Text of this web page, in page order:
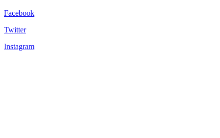
Facebook
Twitter
Instagram